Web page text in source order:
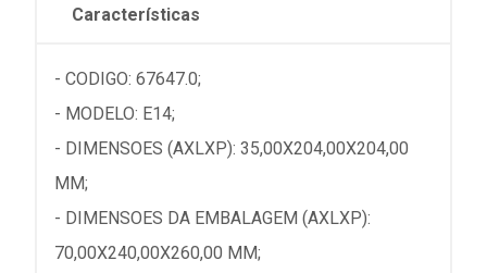
Características
- CODIGO: 67647.0;
- MODELO: E14;
- DIMENSOES (AXLXP): 35,00X204,00X204,00
MM;
- DIMENSOES DA EMBALAGEM (AXLXP):
70,00X240,00X260,00 MM;